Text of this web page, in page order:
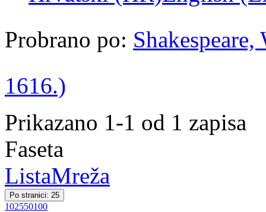
Probrano po:
1616.)
Prikazano 1-1 od 1 zapisa
Faseta
ListaMreža
Po stranici: 25
102550100